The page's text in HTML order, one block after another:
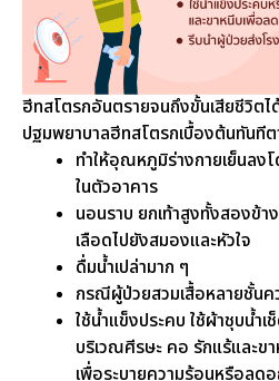
ฮีทสโตรกอันตรายจนถึงขั้นเสียชีวิตไ
ปฐมพยาบาลฮีทสโตรกเบื้องต้นทันที
ทำให้อุณหภูมิร่างกายเย็นลง
ในตัวอาคาร
นอนราบ ยกเท้าสูงทั้งสองข้า
เลือดไปยังสมองและหัวใจ
ดื่มน้ำเปล่ามาก ๆ
กรณีผู้ป่วยสวมเสื้อหลายชั้น
ใช้น้ำแข็งประคบ ใช้ผ้าชุบน้ำ
บริเวณศีรษะ คอ รักแร้และข
เพื่อระบายความร้อนหรือล